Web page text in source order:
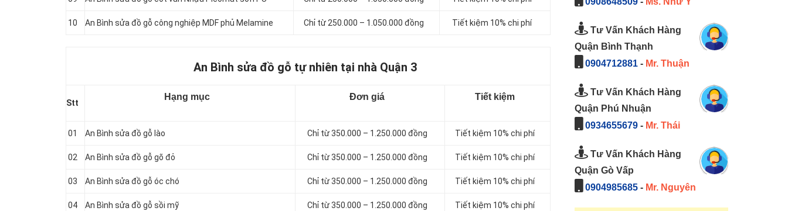
10 An Bình sửa đồ gỗ công nghiệp MDF phủ Melamine Chỉ từ 250.000 – 1.050.000 đồng Tiết kiệm 10% chi phí
An Bình sửa đồ gỗ tự nhiên tại nhà Quận 3
Stt
Hạng mục Đơn giá Tiết kiệm
01 An Bình sửa đồ gỗ lào Chỉ từ 350.000 – 1.250.000 đồng Tiết kiệm 10% chi phí
02 An Bình sửa đồ gỗ gõ đỏ Chỉ từ 350.000 – 1.250.000 đồng Tiết kiệm 10% chi phí
03 An Bình sửa đồ gỗ óc chó Chỉ từ 350.000 – 1.250.000 đồng Tiết kiệm 10% chi phí
04 An Bình sửa đồ gỗ sồi mỹ Chỉ từ 350.000 – 1.250.000 đồng Tiết kiệm 10% chi phí
Tư Vấn Khách Hàng
Quận Bình Thạnh
0904712881- Mr. Thuận
Tư Vấn Khách Hàng
Quận Phú Nhuận
0934655679- Mr. Thái
Tư Vấn Khách Hàng
Quận Gò Vấp
0904985685- Mr. Nguyên